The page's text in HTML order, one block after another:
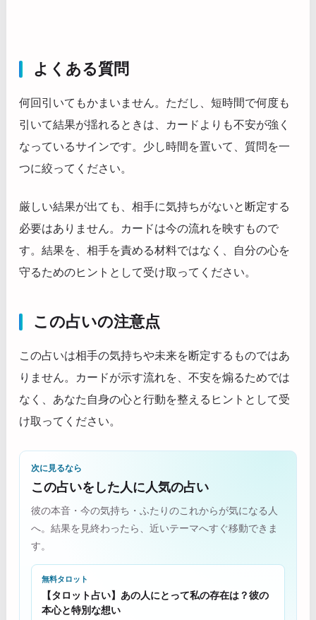
よくある質問
何回引いてもかまいません。ただし、短時間で何度も
引いて結果が揺れるときは、カードよりも不安が強く
なっているサインです。少し時間を置いて、質問を一
つに絞ってください。
厳しい結果が出ても、相手に気持ちがないと断定する
必要はありません。カードは今の流れを映すもので
す。結果を、相手を責める材料ではなく、自分の心を
守るためのヒントとして受け取ってください。
この占いの注意点
この占いは相手の気持ちや未来を断定するものではあ
りません。カードが示す流れを、不安を煽るためでは
なく、あなた自身の心と行動を整えるヒントとして受
け取ってください。
次に見るなら
この占いをした人に人気の占い
彼の本音・今の気持ち・ふたりのこれからが気になる人
へ。結果を見終わったら、近いテーマへすぐ移動できま
す。
無料タロット
【タロット占い】あの人にとって私の存在は？彼の
本心と特別な想い